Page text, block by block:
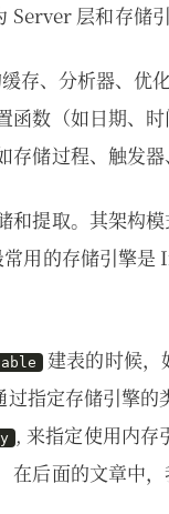
层和存储引
存、分析器、优
函数（如日期、
储过程、触发器
和提取。其架构
用的存储引擎
建表的时候，
指定存储引擎的
, 来指定使用内存
后面的文章中，